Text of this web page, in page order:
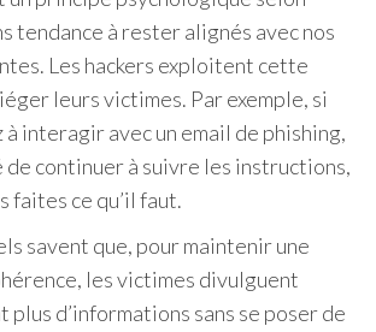
tendance à rester alignés avec nos
Les hackers exploitent cette
leurs victimes. Par exemple, si
à interagir avec un email de phishing,
continuer à suivre les instructions,
faites ce qu’il faut.
savent que, pour maintenir une
les victimes divulguent
d’informations sans se poser de